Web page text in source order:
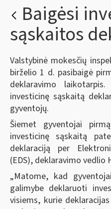
Baigėsi
sąskaitos
Valstybinė mokesčių
birželio 1 d. pasibaigė
deklaravimo
investicinę sąskaitą
gyventojų.
Šiemet gyventojai
investicinę sąskaitą
deklaraciją per
(EDS), deklaravimo vedlio
„Matome, kad
galimybe deklaruoti
visiems, kurie